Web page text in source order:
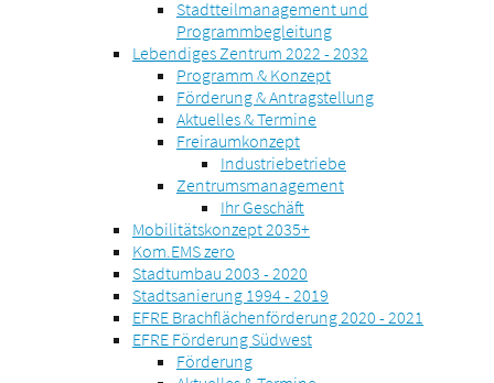
Stadtteilmanagement und
Programmbegleitung
Lebendiges Zentrum 2022 - 2032
Programm & Konzept
Förderung & Antragstellung
Aktuelles & Termine
Freiraumkonzept
Industriebetriebe
Zentrumsmanagement
Ihr Geschäft
Mobilitätskonzept 2035+
Kom.EMS zero
Stadtumbau 2003 - 2020
Stadtsanierung 1994 - 2019
EFRE Brachflächenförderung 2020 - 2021
EFRE Förderung Südwest
Förderung